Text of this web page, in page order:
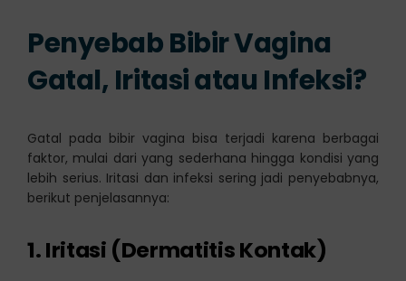
Penyebab Bibir Vagina
Gatal, Iritasi atau Infeksi?
Gatal pada bibir vagina bisa terjadi karena berbagai
faktor, mulai dari yang sederhana hingga kondisi yang
lebih serius. Iritasi dan infeksi sering jadi penyebabnya,
berikut penjelasannya:
1. Iritasi (Dermatitis Kontak)